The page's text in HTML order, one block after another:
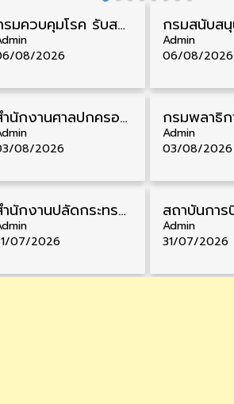
กรมควบคุมโรค รับสมัครสอบบรรจุเข้ารับราชการ วุฒิ ปวส./ป.ตรี 17 อัตรา รับสมัคร 17 สิงหาคม – 4 กันยายน
08/2026
Admin
06/08/2026
สํานักงานศาลปกครอง รับสมัครสอบบรรจุเข้ารับราชการ วุฒิ ป.ตรี 72 อัตรา รับสมัคร 31 สิงหาคม – 18 กันยายน
08/2026
Admin
03/08/2026
สำนักงานปลัดกระทรวงพาณิชย์ รับสมัครคัดเลือกพนักงานราชการ วุฒิ ปวส./ป.ตรี 11 อัตรา รับสมัคร 10 – 21 สิงหาคม
07/2026
Admin
31/07/2026